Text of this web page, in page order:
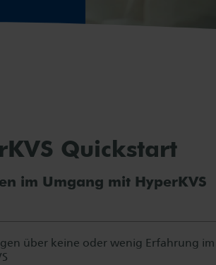
Quickstart
im Umgang mit HyperKVS
über keine oder wenig Erfahrung